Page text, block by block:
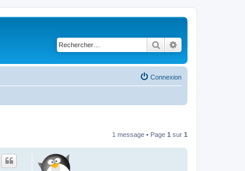
Rechercher
Connexion
1 message • Page 1 sur 1